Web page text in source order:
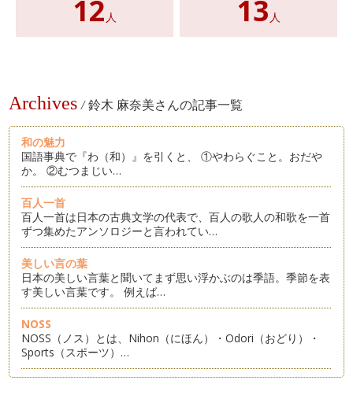
12 人 13 人
Archives / 鈴木 麻奈美さんの記事一覧
和の魅力
国語事典で『わ（和）』を引くと、 ①やわらぐこと。おだや
か。 ②むつまじい…
百人一首
百人一首は日本の古典文学の代表で、百人の歌人の和歌を一首
ずつ集めたアンソロジーと言われてい…
美しい言の葉
日本の美しい言葉と聞いてまず思い浮かぶのは季語。季節を表
す美しい言葉です。 例えば…
NOSS
NOSS（ノス）とは、Nihon（にほん）・Odori（おどり）・
Sports（スポーツ）…